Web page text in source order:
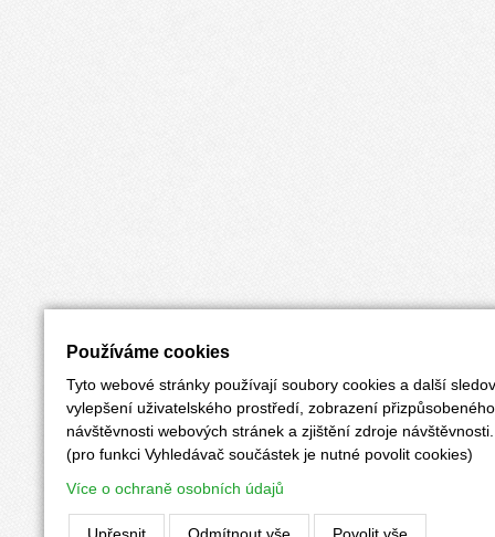
Používáme cookies
Tyto webové stránky používají soubory cookies a další
vylepšení uživatelského prostředí, zobrazení
návštěvnosti webových stránek a zjištění zdroje návštěvnosti.
(pro funkci Vyhledávač součástek je nutné povolit cookies)
Více o ochraně osobních údajů